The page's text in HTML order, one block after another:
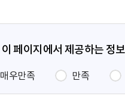
이 페이지에서 제공하는 정
매우만족 만족